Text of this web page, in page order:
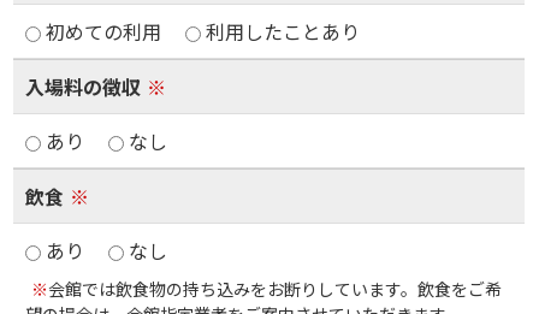
初めての利用
利用したことあり
入場料の徴収 ※
あり
なし
飲食 ※
あり
なし
※会館では飲食物の持ち込みをお断りしています。飲食をご希